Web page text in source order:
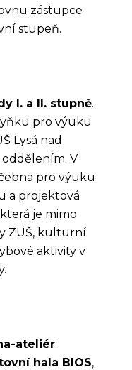
zástupce
stupeň.
I. a II. stupně.
pro výuku
Lysá nad
V
pro výuku
a projektová
je mimo
ZUŠ, kulturní
aktivity v
ateliér
hala BIOS,